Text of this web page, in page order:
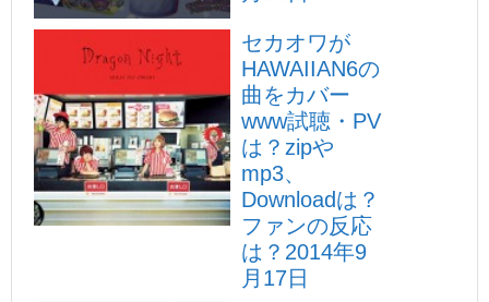
セカオワが
HAWAIIAN6の
曲をカバー
www試聴・PV
は？zipや
mp3、
Downloadは？
ファンの反応
は？ 2014年9
月17日